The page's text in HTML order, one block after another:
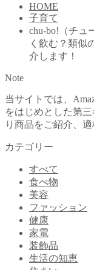
HOME
子育て
chu-bo!（チュ
く飲む？類似
介します！
Note
当サイトでは、
をはじめとした第
り商品をご紹介、
カテゴリー
すべて
食べ物
美容
ファッション
健康
家電
装飾品
生活の知恵